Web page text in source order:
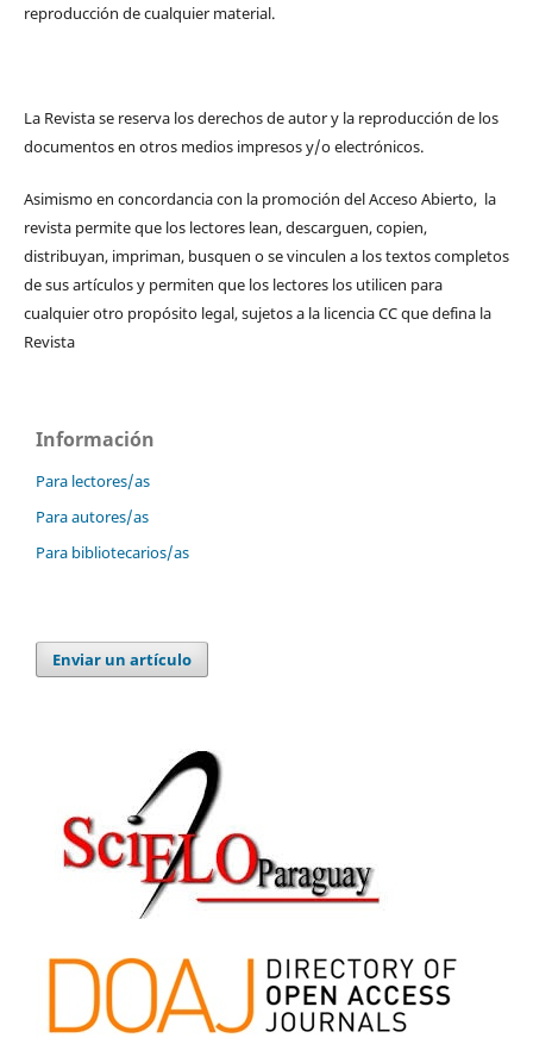
reproducción de cualquier material.
La Revista se reserva los derechos de autor y la reproducción de los
documentos en otros medios impresos y/o electrónicos.
Asimismo en concordancia con la promoción del Acceso Abierto, la
revista permite que los lectores lean, descarguen, copien,
distribuyan, impriman, busquen o se vinculen a los textos completos
de sus artículos y permiten que los lectores los utilicen para
cualquier otro propósito legal, sujetos a la licencia CC que defina la
Revista
Información
Para lectores/as
Para autores/as
Para bibliotecarios/as
Enviar un artículo